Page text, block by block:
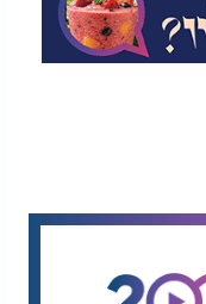
שחלק מהסרטנים
למעשה למינים
בשל הדמיון
בוהק